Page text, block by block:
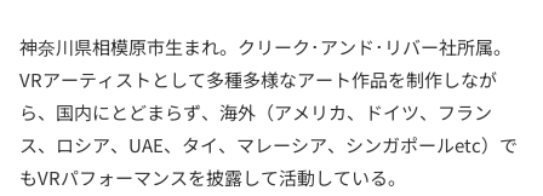
神奈川県相模原市生まれ。クリーク･アンド･リバー社所属。
VRアーティストとして多種多様なアート作品を制作しなが
ら、国内にとどまらず、海外（アメリカ、ドイツ、フラン
ス、ロシア、UAE、タイ、マレーシア、シンガポールetc）で
もVRパフォーマンスを披露して活動している。